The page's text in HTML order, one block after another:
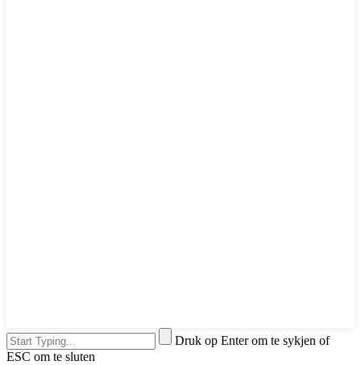
Druk op Enter om te sykjen of
ESC om te sluten